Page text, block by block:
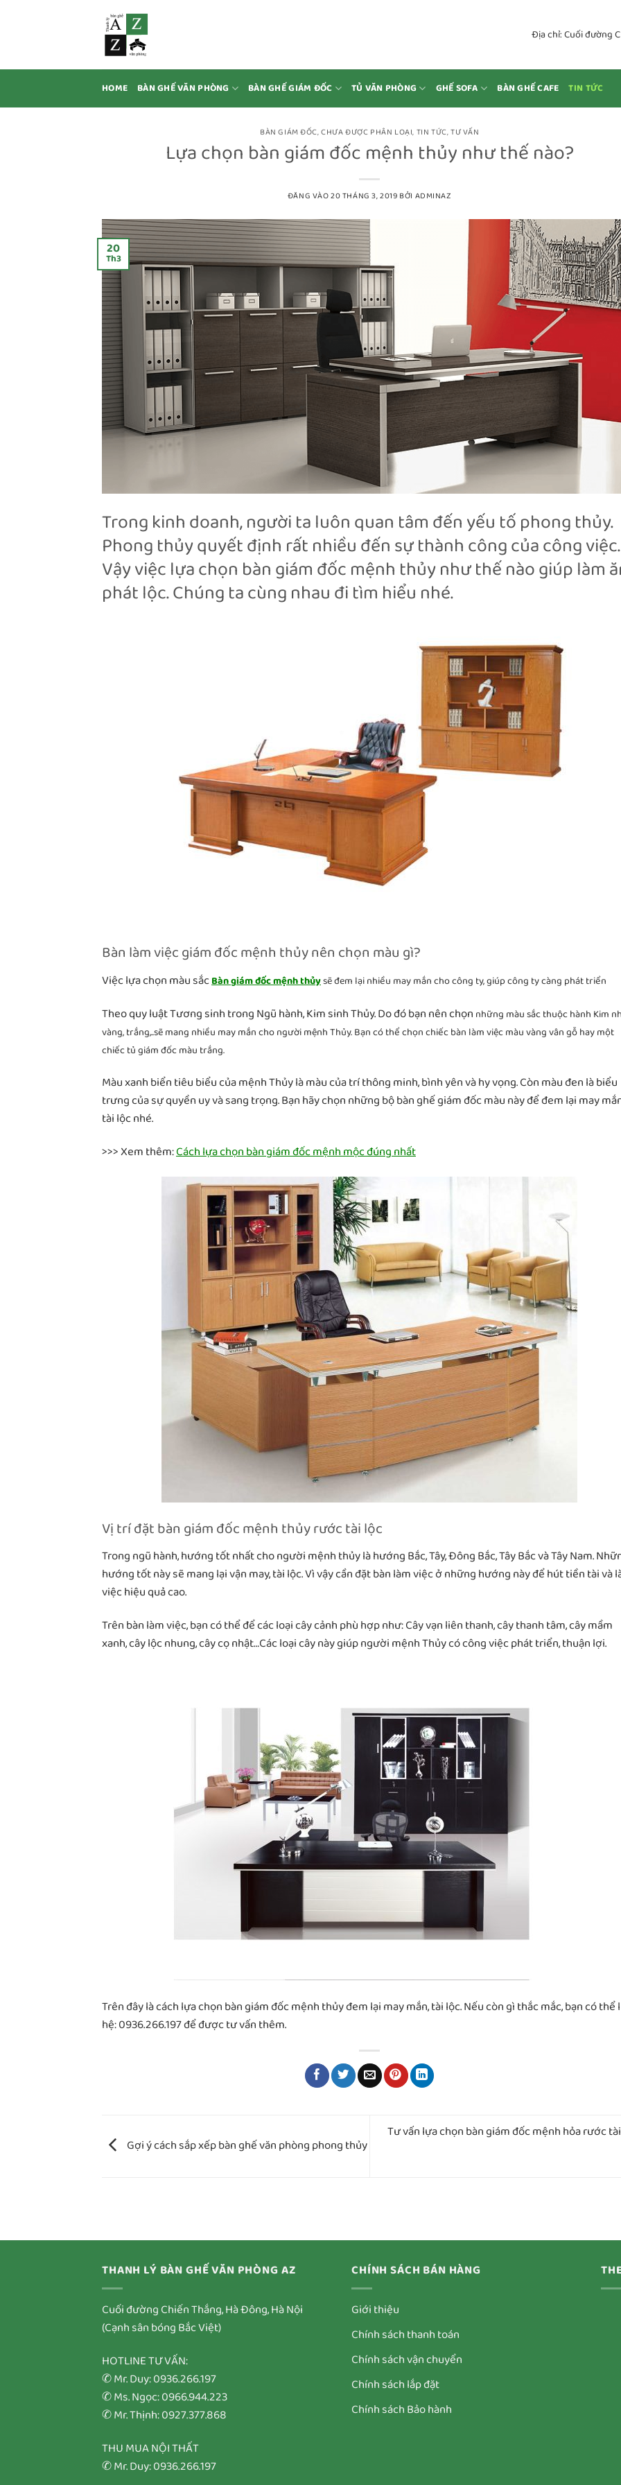
Địa chỉ: Cuối đường
HOME BÀN GHẾ VĂN PHÒNG BÀN GHẾ GIÁM ĐỐC TỦ VĂN PHÒNG GHẾ SOFA BÀN GHẾ CAFE TIN TỨC
BÀN GIÁM ĐỐC,CHƯA ĐƯỢC PHÂN LOẠI, TIN TỨC,TƯ VẤN
Lựa chọn bàn giám đốc mệnh thủy như thế nào?
ĐĂNG VÀO20 THÁNG 3, 2019 BỞI ADMINAZ
20
Th3
Trong kinh doanh, người ta luôn quan tâm đến yếu tố phong thủy.
Phong thủy quyết định rất nhiều đến sự thành công của công việc.
Vậy việc lựa chọn bàn giám đốc mệnh thủy như thế nào giúp làm
phát lộc. Chúng ta cùng nhau đi tìm hiểu nhé.
Bàn làm việc giám đốc mệnh thủy nên chọn màu gì?
Việc lựa chọn màu sắcBàn giám đốc mệnh thủysẽ đem lại nhiều may mắn cho công ty, giúp công ty càng phát triển
Theo quy luật Tương sinh trong Ngũ hành, Kim sinh Thủy. Do đó bạn nên chọn những màu sắc thuộc hành Kim
vàng, trắng,..sẽ mang nhiều may mắn cho người mệnh Thủy. Bạn có thể chọn chiếc bàn làm việc màu vàng vân gỗ hay một
chiếc tủ giám đốc màu trắng.
Màu xanh biển tiêu biểu của mệnh Thủy là màu của trí thông minh, bình yên và hy vọng. Còn màu đen là biểu
trưng của sự quyền uy và sang trọng. Bạn hãy chọn những bộ bàn ghế giám đốc màu này để đem lại may
tài lộc nhé.
>>> Xem thêm:Cách lựa chọn bàn giám đốc mệnh mộc đúng nhất
Vị trí đặt bàn giám đốc mệnh thủy rước tài lộc
Trong ngũ hành, hướng tốt nhất cho người mệnh thủy là hướng Bắc, Tây, Đông Bắc, Tây Bắc và Tây Nam.
hướng tốt này sẽ mang lại vận may, tài lộc. Vì vậy cần đặt bàn làm việc ở những hướng này để hút tiền tài và
việc hiệu quả cao.
Trên bàn làm việc, bạn có thể để các loại cây cảnh phù hợp như: Cây vạn liên thanh, cây thanh tâm, cây mầm
xanh, cây lộc nhung, cây cọ nhật…Các loại cây này giúp người mệnh Thủy có công việc phát triển, thuận lợi.
Trên đây là cách lựa chọn bàn giám đốc mệnh thủy đem lại may mắn, tài lộc. Nếu còn gì thắc mắc, bạn có thể
hệ: 0936.266.197 để được tư vấn thêm.
Gợi ý cách sắp xếp bàn ghế văn phòng phong thủy
Tư vấn lựa chọn bàn giám đốc mệnh hỏa rước
THANH LÝ BÀN GHẾ VĂN PHÒNG AZ
Cuối đường Chiến Thắng, Hà Đông, Hà Nội
(Cạnh sân bóng Bắc Việt)
HOTLINE TƯ VẤN:
✆ Mr. Duy: 0936.266.197
✆ Ms. Ngọc: 0966.944.223
✆ Mr. Thịnh: 0927.377.868
THU MUA NỘI THẤT
✆ Mr. Duy: 0936.266.197
CHÍNH SÁCH BÁN HÀNG
Giới thiệu
Chính sách thanh toán
Chính sách vận chuyển
Chính sách lắp đặt
Chính sách Bảo hành